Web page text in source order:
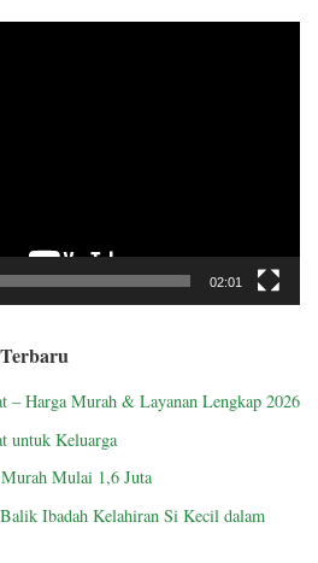
02:01
– Harga Murah & Layanan Lengkap 2026
untuk Keluarga
Mulai 1,6 Juta
Ibadah Kelahiran Si Kecil dalam